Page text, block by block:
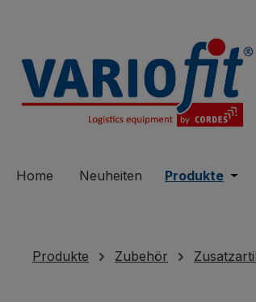
Home Neuheiten Produkte
Produkte Zubehör